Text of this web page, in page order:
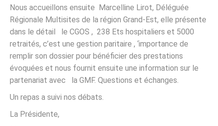
Nous accueillons ensuite Marcelline Lirot, Déléguée
Régionale Multisites de la région Grand-Est, elle présente
dans le détail le CGOS , 238 Ets hospitaliers et 5000
retraités, c’est une gestion paritaire , ‘importance de
remplir son dossier pour bénéficier des prestations
évoquées et nous fournit ensuite une information sur le
partenariat avec la GMF. Questions et échanges.
Un repas a suivi nos débats.
La Présidente,